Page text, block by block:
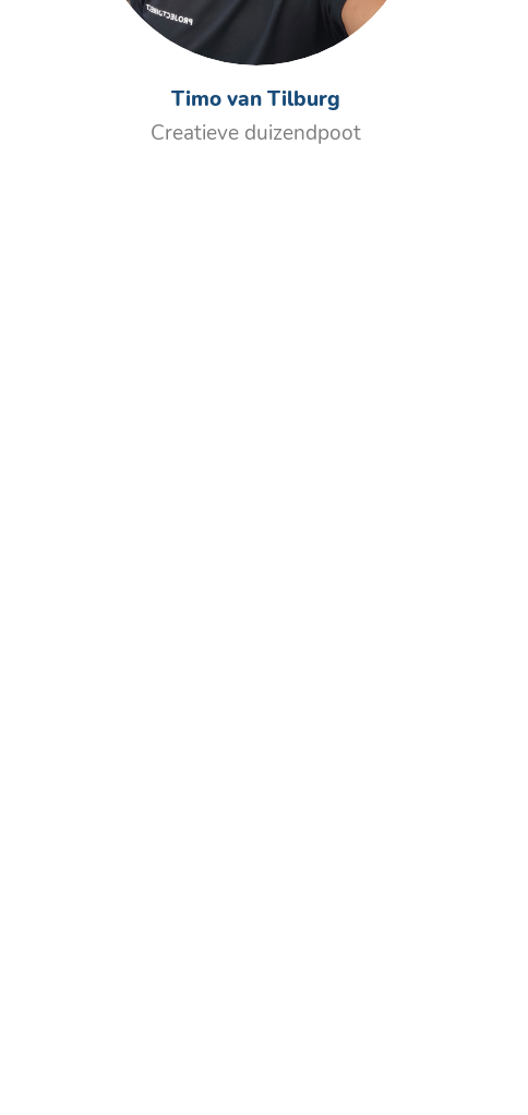
Timo van Tilburg
Creatieve duizendpoot